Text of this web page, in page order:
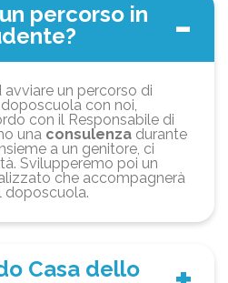
percorso in
un percorso di
con noi,
con il Responsabile di
una consulenza durante
a un genitore, ci
Svilupperemo poi un
che accompagnerà
doposcuola.
Casa dello